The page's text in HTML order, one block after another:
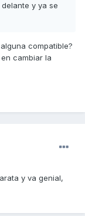
y ya se
compatible?
cambiar la
y va genial,